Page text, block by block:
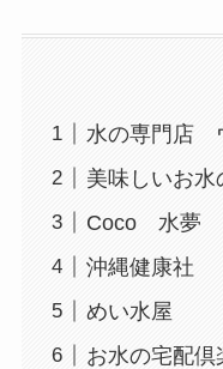
水の専門店
美味しいお
Coco 水夢
沖縄健康社
めい水屋
お水の宅配倶